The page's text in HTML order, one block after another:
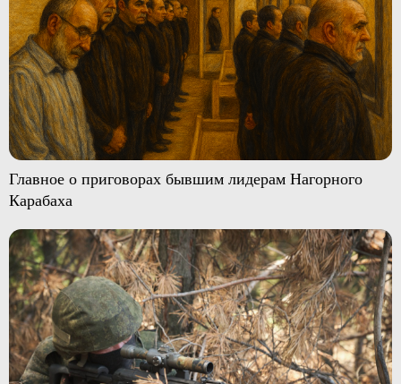
Главное о приговорах бывшим лидерам Нагорного
Карабаха